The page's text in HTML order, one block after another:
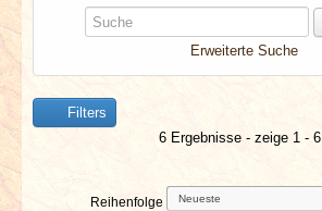
NEUESTE ARTIKEL
NEWS & DATES
BERICHTE
VERLOSUNGEN
Erweiterte Suche
Filters
6 Ergebnisse - zeige 1 - 6
Reihenfolge